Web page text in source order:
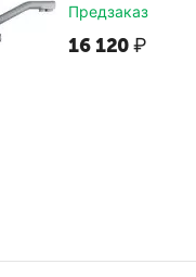
Предзаказ
16 120₽